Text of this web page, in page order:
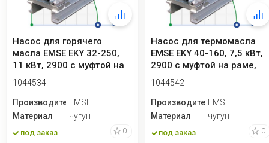
Насос для горячего
масла EMSE EKY 32-250,
11 кВт, 2900 с муфтой на
раме, без ...
1044534
ПроизводительEMSE
Материал
чугун
под заказ 0
Насос для термомасла
EMSE EKY 40-160, 7,5 кВт,
2900 с муфтой на раме,
без дви...
1044542
ПроизводительEMSE
Материал
чугун
под заказ 0